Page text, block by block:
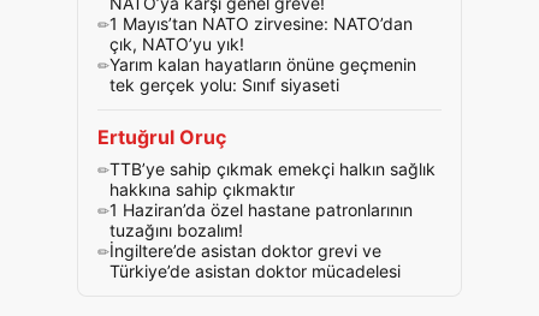
1 Mayıs’tan NATO zirvesine: NATO’dan
çık, NATO’yu yık!
Yarım kalan hayatların önüne geçmenin
tek gerçek yolu: Sınıf siyaseti
Ertuğrul Oruç
TTB’ye sahip çıkmak emekçi halkın sağlık
hakkına sahip çıkmaktır
1 Haziran’da özel hastane patronlarının
tuzağını bozalım!
İngiltere’de asistan doktor grevi ve
Türkiye’de asistan doktor mücadelesi